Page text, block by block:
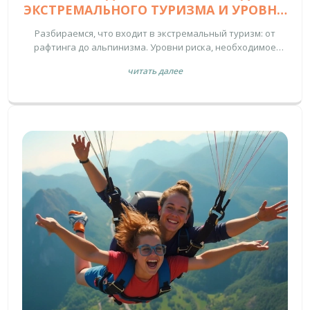
ЭКСТРЕМАЛЬНОГО ТУРИЗМА И УРОВНИ
Разбираемся, что входит в экстремальный туризм: от
рафтинга до альпинизма. Уровни риска, необходимое
читать далее